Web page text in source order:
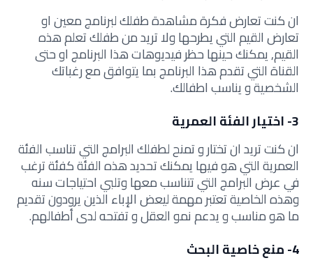
ان كنت تعارض فكرة مشاهدة طفلك لبرنامج معين او
تعارض القيم التي يطرحها ولا تريد من طفلك تعلم هذه
القيم, يمكنك حينها حظر فيديوهات هذا البرنامج او حتى
القناة التي تقدم هذا البرنامج بما يتوافق مع رغباتك
الشخصية و يناسب اطفالك.
3- اختيار الفئة العمرية
ان كنت تريد ان تختار و تمنح لطفلك البرامج التي تناسب الفئة
العمرية التي هو فيها يمكنك تحديد هذه الفئة كفئة ترغب
في عرض البرامج التي تتناسب معها وتلبي احتياجات سنه
وهذه الخاصية تعتبر مهمة ليعض الإباء الذين يرودون تقديم
ما هو مناسب و يدعم نمو العقل و تفتحه لدى أطفالهم.
4- منع خاصية البحث